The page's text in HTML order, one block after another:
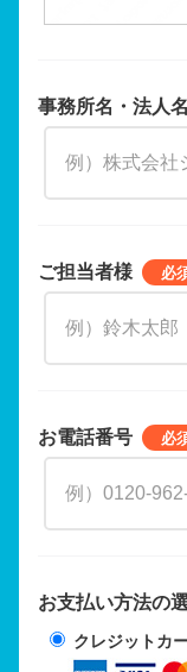
事務所名・法人名
ご担当者様
お電話番号
お支払い方法の
クレジットカ